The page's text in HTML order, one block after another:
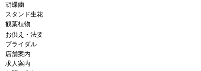
胡蝶蘭
スタンド生花
観葉植物
お供え・法要
ブライダル
店舗案内
求人案内